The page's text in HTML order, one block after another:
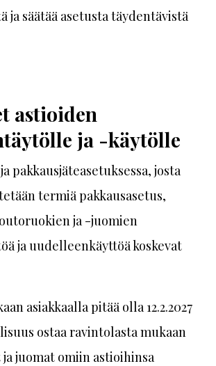
ja säätää asetusta täydentävistä
astioiden
ja -käytölle
pakkausjäteasetuksessa, josta
termiä pakkausasetus,
ja -juomien
ja uudelleenkäyttöä koskevat
asiakkaalla pitää olla 12.2.2027
ostaa ravintolasta mukaan
juomat omiin astioihinsa